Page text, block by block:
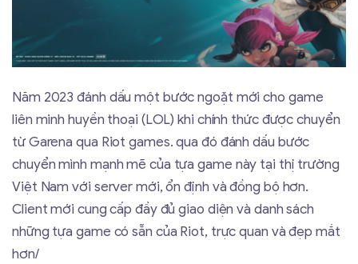
Năm 2023 đánh dấu một bước ngoặt mới cho game
liên minh huyền thoại (LOL) khi chính thức được chuyển
từ Garena qua Riot games. qua đó đánh dấu bước
chuyển mình mạnh mẽ của tựa game này tại thị trường
Việt Nam với server mới, ổn định và đồng bộ hơn.
Client mới cung cấp đầy đủ giao diện và danh sách
những tựa game có sẵn của Riot, trực quan và đẹp mắt
hơn/